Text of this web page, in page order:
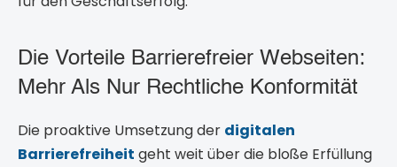
Die Vorteile Barrierefreier Webseiten:
Mehr Als Nur Rechtliche Konformität
Die proaktive Umsetzung der digitalen
Barrierefreiheit geht weit über die bloße Erfüllung